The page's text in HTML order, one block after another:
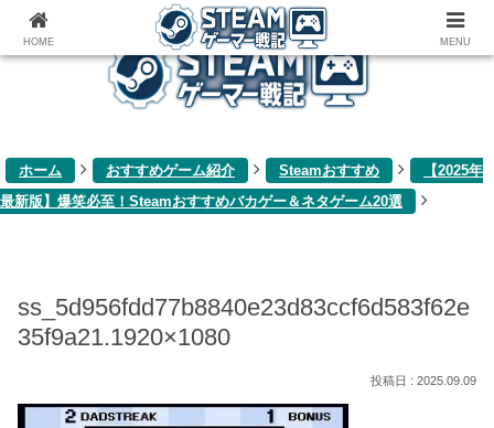
ゲーム関連雑記ブログ
ホーム おすすめゲーム紹介 Steamおすすめ
【2025年
最新版】爆笑必至！Steamおすすめバカゲー＆ネタゲーム20選
ss_5d956fdd77b8840e23d83ccf6d583f62e
35f9a21.1920×1080
2025.09.09
HOME MENU